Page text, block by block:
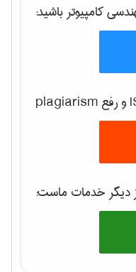
كامپيوترباشید:
دیگر خدمات ماست: